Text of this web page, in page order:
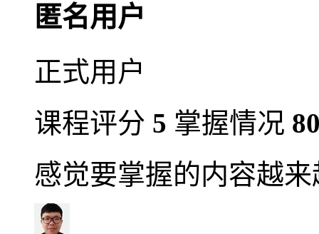
匿名用户
正式用户
课程评分 5 掌握情况
感觉要掌握的内容越